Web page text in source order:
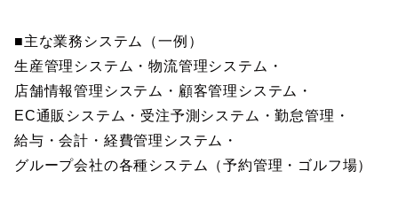
■主な業務システム（一例）
生産管理システム・物流管理システム・
店舗情報管理システム・顧客管理システム・
EC通販システム・受注予測システム・勤怠管理・
給与・会計・経費管理システム・
グループ会社の各種システム（予約管理・ゴルフ場）